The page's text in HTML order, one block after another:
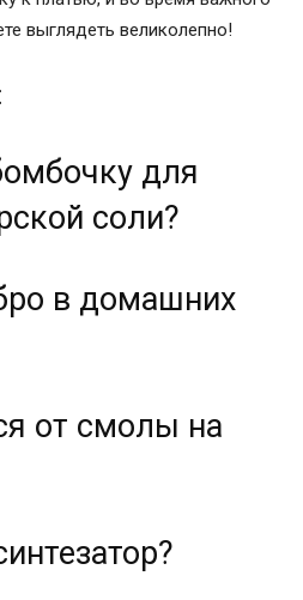
выглядеть великолепно!
для
соли?
в домашних
от смолы на